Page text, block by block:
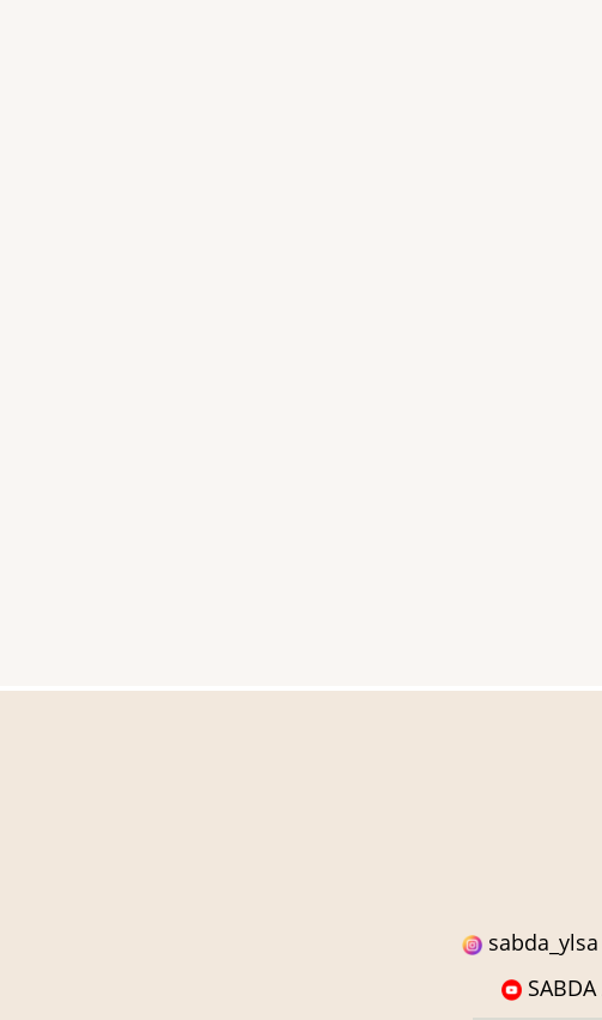
sabda_ylsa